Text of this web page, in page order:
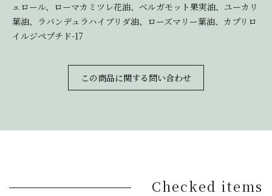
ェロール、ローマカミツレ花油、ベルガモット果実油、ユーカリ
葉油、ラバンデュラハイブリダ油、ローズマリー葉油、カプリロ
イルジペプチド-17
この商品に関する問い合わせ
Checked items